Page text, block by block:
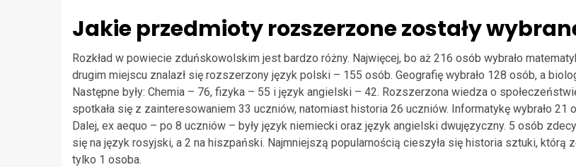
Jakie przedmioty rozszerzone zostały
Rozkład w powiecie zduńskowolskim jest bardzo różny. Najwięcej, bo aż 216 osób wybrało
drugim miejscu znalazł się rozszerzony język polski – 155 osób. Geografię wybrało 128 osób, a
Następne były: Chemia – 76, fizyka – 55 i język angielski – 42. Rozszerzona wiedza o
spotkała się z zainteresowaniem 33 uczniów, natomiast historia 26 uczniów. Informatykę wybrało 21
Dalej, ex aequo – po 8 uczniów – były język niemiecki oraz język angielski dwujęzyczny. 5 osób
się na język rosyjski, a 2 na hiszpański. Najmniejszą popularnością cieszyła się historia sztuki, którą
tylko 1 osoba.